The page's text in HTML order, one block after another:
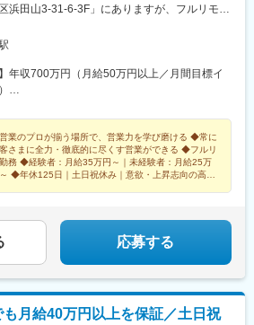
浜田山3-31-6-3F」にありますが、フルリモー
中のどこにいても働ける！★常にナレッジの
そこで自己学習を行ったり、業務開始報告・
く働けています！※フルリモート環境ですが、
セスはすべて可視化されます。 環境に依存
年収700万円（月給50万円以上／月間目標イ
業のプロが揃う場所で、営業力を学び磨ける ◆常に
さまに全力・徹底的に尽くす営業ができる ◆フルリ
務 ◆経験者：月給35万円～｜未経験者：月給25万
◆年休125日｜土日祝休み｜意欲・上昇志向の高い
応募する
月給40万円以上を保証／土日祝